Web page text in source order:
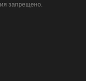
запрещено.